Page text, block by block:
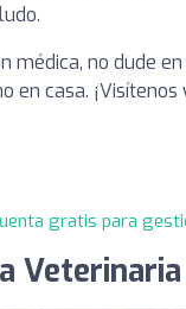
médica, no dude
en casa.
gratis para